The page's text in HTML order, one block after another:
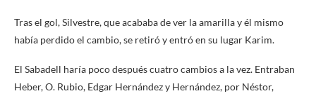
Tras el gol, Silvestre, que acababa de ver la amarilla y él mismo
había perdido el cambio, se retiró y entró en su lugar Karim.
El Sabadell haría poco después cuatro cambios a la vez. Entraban
Heber, O. Rubio, Edgar Hernández y Hernández, por Néstor,